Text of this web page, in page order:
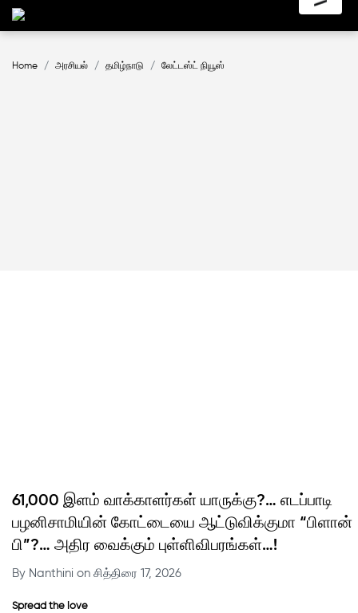
Home அரசியல் தமிழ்நாடு லேட்டஸ்ட் நியூஸ்
61,000 இளம் வாக்காளர்கள் யாருக்கு?… எடப்பாடி
பழனிசாமியின் கோட்டையை ஆட்டுவிக்குமா “பிளான்
பி”?… அதிர வைக்கும் புள்ளிவிபரங்கள்…!
By Nanthini on சித்திரை 17, 2026
Spread the love